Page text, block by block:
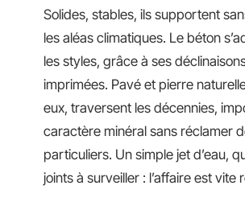
Solides, stables, ils supportent
les aléas climatiques. Le béton
les styles, grâce à ses
imprimées. Pavé et pierre
eux, traversent les décennies,
caractère minéral sans réclamer
particuliers. Un simple jet d’eau,
joints à surveiller : l’affaire est vite